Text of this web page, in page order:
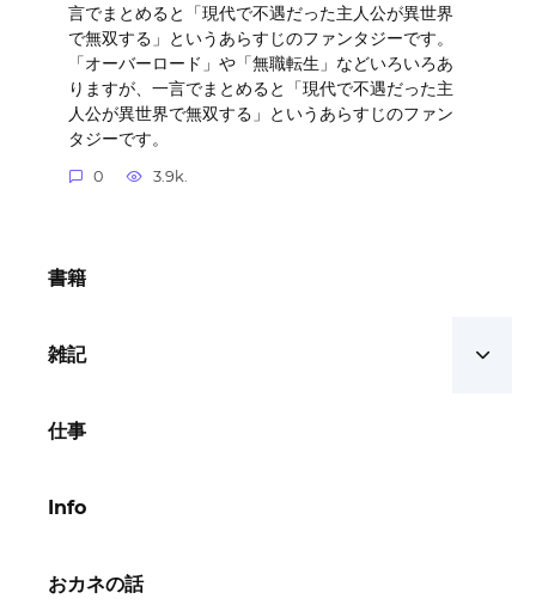
言でまとめると「現代で不遇だった主人公が異世界
で無双する」というあらすじのファンタジーです。
「オーバーロード」や「無職転生」などいろいろあ
りますが、一言でまとめると「現代で不遇だった主
人公が異世界で無双する」というあらすじのファン
タジーです。
0 3.9k.
書籍
雑記
仕事
Info
おカネの話